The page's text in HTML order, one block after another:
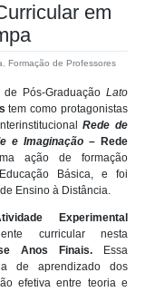
em
Formação de Professores
Pós-Graduação Lato
tem como protagonistas
Rede de
e Imaginação – Rede
ação de formação
Básica, e foi
Ensino à Distância.
Experimental
curricular nesta
Anos Finais. Essa
de aprendizado dos
efetiva entre teoria e